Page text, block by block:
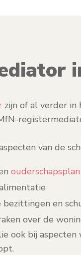
zijn of al verder in
van de
ouderschapsplan
en
over de
ook bij